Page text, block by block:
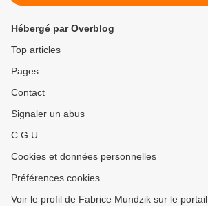
Hébergé par Overblog
Top articles
Pages
Contact
Signaler un abus
C.G.U.
Cookies et données personnelles
Préférences cookies
Voir le profil de Fabrice Mundzik sur le